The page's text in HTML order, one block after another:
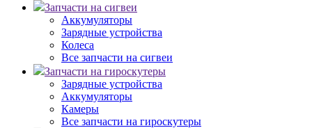
Запчасти на сигвеи
Аккумуляторы
Зарядные устройства
Колеса
Все запчасти на сигвеи
Запчасти на гироскутеры
Зарядные устройства
Аккумуляторы
Камеры
Все запчасти на гироскутеры